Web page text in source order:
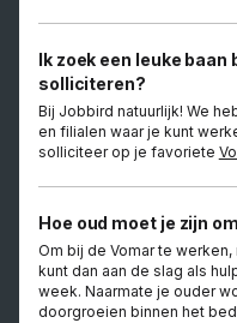
Ik zoek een leuke baan
solliciteren?
Bij Jobbird natuurlijk! We
en filialen waar je kunt
solliciteer op je favoriete
Hoe oud moet je zijn
Om bij de Vomar te werken,
kunt dan aan de slag als
week. Naarmate je ouder
doorgroeien binnen het